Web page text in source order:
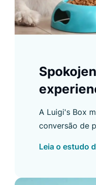
na taxa
de
A Luigi's Box
conversão de
alimentos e
Leia o estudo